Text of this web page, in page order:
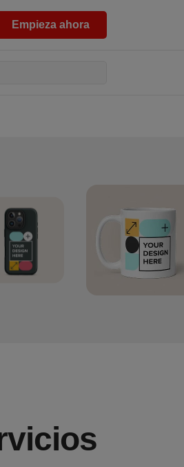
Empieza ahora